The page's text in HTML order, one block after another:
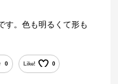
す。色も明るくて形も
0 Like! 0